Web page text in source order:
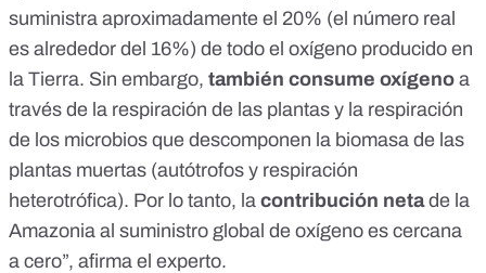
suministra aproximadamente el 20% (el número real
es alrededor del 16%) de todo el oxígeno producido en
la Tierra. Sin embargo, también consume oxígeno a
través de la respiración de las plantas y la respiración
de los microbios que descomponen la biomasa de las
plantas muertas (autótrofos y respiración
heterotrófica). Por lo tanto, la contribución netade la
Amazonia al suministro global de oxígeno es cercana
a cero”, afirma el experto.